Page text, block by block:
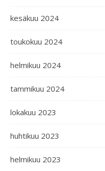
kesäkuu 2024
toukokuu 2024
helmikuu 2024
tammikuu 2024
lokakuu 2023
huhtikuu 2023
helmikuu 2023